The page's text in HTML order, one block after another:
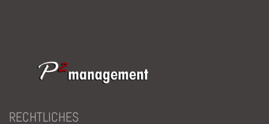
RECHTLICHES